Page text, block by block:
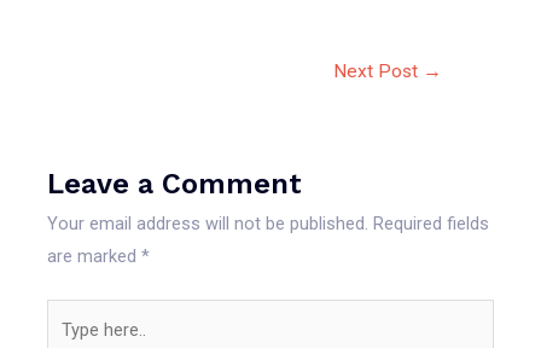
Next Post →
Leave a Comment
Your email address will not be published. Required fields
are marked*